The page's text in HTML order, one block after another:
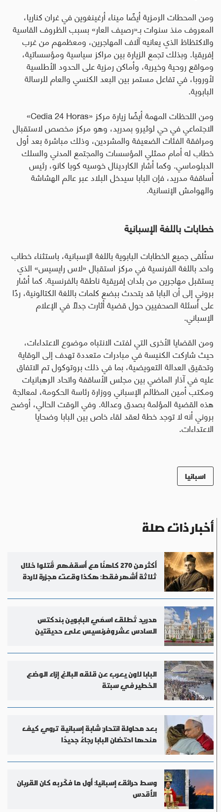
ومن المحطات الرمزية أيضًا ميناء أرغينغوين في غران كناريا،
المعروف منذ سنوات بـ«رصيف العار» بسبب الظروف القاسية
والاكتظاظ الذي يعانيه آلاف المهاجرين، ومعظمهم من غرب
إفريقيا. وبذلك تجمع الزيارة بين مراكز سياسية ومؤسساتية،
ومواقع روحية وخيرية، وأماكن رمزية على الحدود الأطلسية
لأوروبا، في تفاعل مستمر بين البعد الكنسي والعام للرسالة
البابوية.
ومن اللحظات المهمة أيضًا زيارة مركز «Cedia 24 Horas»
الاجتماعي في حي لوثيرو بمدريد، وهو مركز مخصص لاستقبال
ومرافقة الفئات الضعيفة والمشردين، وذلك مباشرة بعد أول
خطاب له أمام ممثلي المؤسسات والمجتمع المدني والسلك
الدبلوماسي. وكما أشار الكاردينال خوسيه كوبا كانو، رئيس
أساقفة مدريد، فإن البابا سيدخل البلاد عبر عالم الهشاشة
والهوامش الإنسانية.
خطابات باللغة الإسبانية
ستُلقى جميع الخطابات البابوية باللغة الإسبانية، باستثناء خطاب
واحد باللغة الفرنسية في مركز استقبال «لاس رايسيس» الذي
يستقبل مهاجرين من بلدان إفريقية ناطقة بالفرنسية. كما أشار
بروني إلى أن البابا قد يتحدث ببضع كلمات باللغة الكتالونية، ردًا
على أسئلة الصحفيين حول قضية أثارت جدلًا في الإعلام
الإسباني.
ومن القضايا الأخرى التي لفتت الانتباه موضوع الاعتداءات،
حيث شاركت الكنيسة في مبادرات متعددة تهدف إلى الوقاية
وتحقيق العدالة التعويضية، بما في ذلك بروتوكول تم الاتفاق
عليه في آذار الماضي بين مجلس الأساقفة واتحاد الرهبانيات
ومكتب أمين المظالم الإسباني ووزارة رئاسة الحكومة، لمعالجة
هذه القضية المؤلمة بصدق وعدالة. وفي الوقت الحالي، أوضح
بروني أنه لا توجد خطة لعقد لقاء خاص بين البابا وضحايا
الاعتداءات.
اسبانيا
أخبار ذات صلة
أكثر من 270 كاهنًا مع أسقفهم قُتلوا خلال
ثلاثة أشهر فقط: هكذا وقعت مجزرة لاردة
مدريد تُطلق اسمَي البابوين بندكتس
السادس عشر وفرنسيس على حديقتين
البابا لاون يعرب عن قلقه البالغ إزاء الوضع
الخطير في سبتة
بعد محاولة انتحار: شابة إسبانية تروي كيف
منحها احتضان البابا رجاءً جديدًا
وسط حرائق إسبانيا: أول ما فكّر به كان القربان
الأقدس